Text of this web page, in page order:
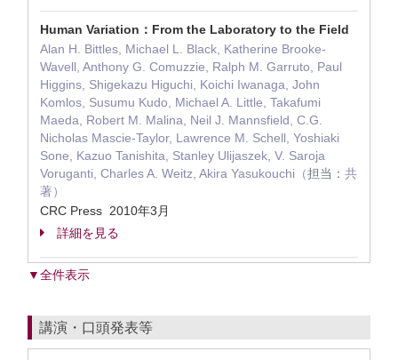
Human Variation：From the Laboratory to the Field
Alan H. Bittles, Michael L. Black, Katherine Brooke-
Wavell, Anthony G. Comuzzie, Ralph M. Garruto, Paul
Higgins, Shigekazu Higuchi, Koichi Iwanaga, John
Komlos, Susumu Kudo, Michael A. Little, Takafumi
Maeda, Robert M. Malina, Neil J. Mannsfield, C.G.
Nicholas Mascie-Taylor, Lawrence M. Schell, Yoshiaki
Sone, Kazuo Tanishita, Stanley Ulijaszek, V. Saroja
Voruganti, Charles A. Weitz, Akira Yasukouchi（担当： 共
著）
CRC Press 2010年3月
詳細を見る
▼全件表示
講演・口頭発表等